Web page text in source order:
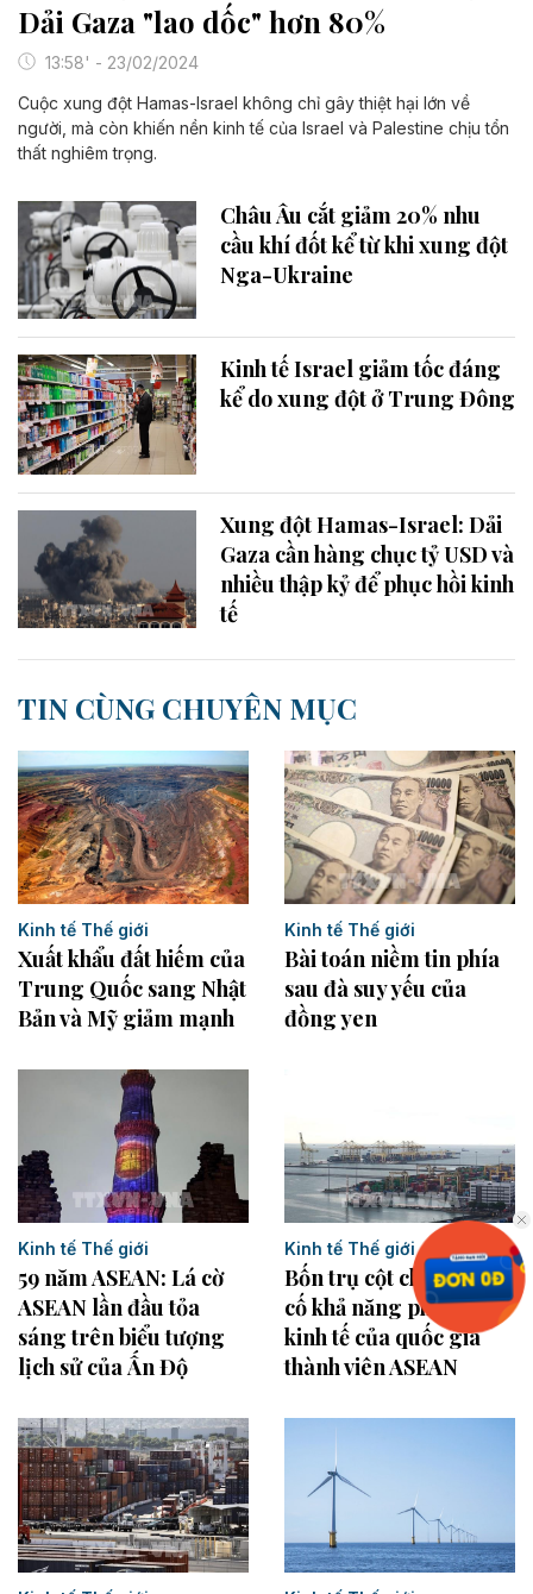
Dải Gaza "lao dốc" hơn 80%
13:58' - 23/02/2024
Cuộc xung đột Hamas-Israel không chỉ gây thiệt hại lớn về
người, mà còn khiến nền kinh tế của Israel và Palestine chịu tổn
thất nghiêm trọng.
Châu Âu cắt giảm 20% nhu
cầu khí đốt kể từ khi xung đột
Nga-Ukraine
Kinh tế Israel giảm tốc đáng
kể do xung đột ở Trung Đông
Xung đột Hamas-Israel: Dải
Gaza cần hàng chục tỷ USD và
nhiều thập kỷ để phục hồi kinh
tế
TIN CÙNG CHUYÊN MỤC
Kinh tế Thế giới
Xuất khẩu đất hiếm của
Trung Quốc sang Nhật
Bản và Mỹ giảm mạnh
Kinh tế Thế giới
Bài toán niềm tin phía
sau đà suy yếu của
đồng yen
Kinh tế Thế giới
59 năm ASEAN: Lá cờ
ASEAN lần đầu tỏa
sáng trên biểu tượng
lịch sử của Ấn Độ
Kinh tế Thế giới
Bốn trụ cột chính củng
cố khả năng phục hồi
kinh tế của quốc gia
thành viên ASEAN